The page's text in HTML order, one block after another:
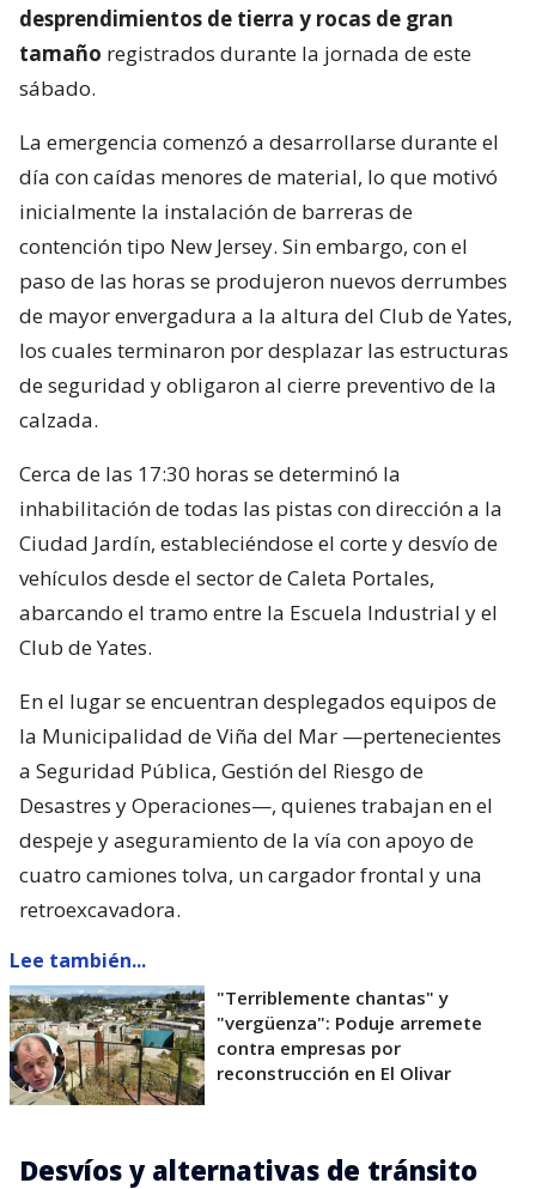
desprendimientos de tierra y rocas de gran
tamaño registrados durante la jornada de este
sábado.
La emergencia comenzó a desarrollarse durante el
día con caídas menores de material, lo que motivó
inicialmente la instalación de barreras de
contención tipo New Jersey. Sin embargo, con el
paso de las horas se produjeron nuevos derrumbes
de mayor envergadura a la altura del Club de Yates,
los cuales terminaron por desplazar las estructuras
de seguridad y obligaron al cierre preventivo de la
calzada.
Cerca de las 17:30 horas se determinó la
inhabilitación de todas las pistas con dirección a la
Ciudad Jardín, estableciéndose el corte y desvío de
vehículos desde el sector de Caleta Portales,
abarcando el tramo entre la Escuela Industrial y el
Club de Yates.
En el lugar se encuentran desplegados equipos de
la Municipalidad de Viña del Mar —pertenecientes
a Seguridad Pública, Gestión del Riesgo de
Desastres y Operaciones—, quienes trabajan en el
despeje y aseguramiento de la vía con apoyo de
cuatro camiones tolva, un cargador frontal y una
retroexcavadora.
Lee también...
"Terriblemente chantas" y
"vergüenza": Poduje arremete
contra empresas por
reconstrucción en El Olivar
Desvíos y alternativas de tránsito